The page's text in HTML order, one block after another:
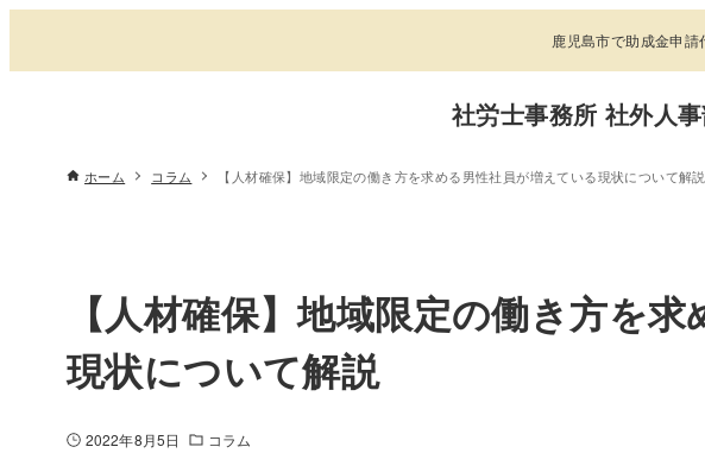
鹿児島市で助成金申
社労士事務所 社外人
ホーム コラム 【人材確保】地域限定の働き方を求める男性社員が増えている現状について解説
【人材確保】地域限定の働き方を
現状について解説
2022年8月5日 コラム